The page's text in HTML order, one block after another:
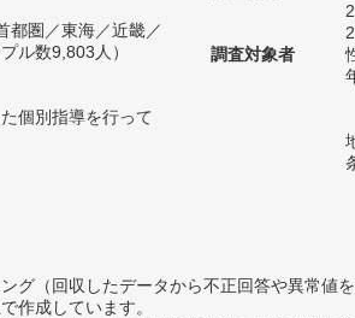
都圏／東海／近畿／
ル数9,803人）
個別指導を行って
調査対象者
（回収したデータから不正回答や異常値を
作成しています。